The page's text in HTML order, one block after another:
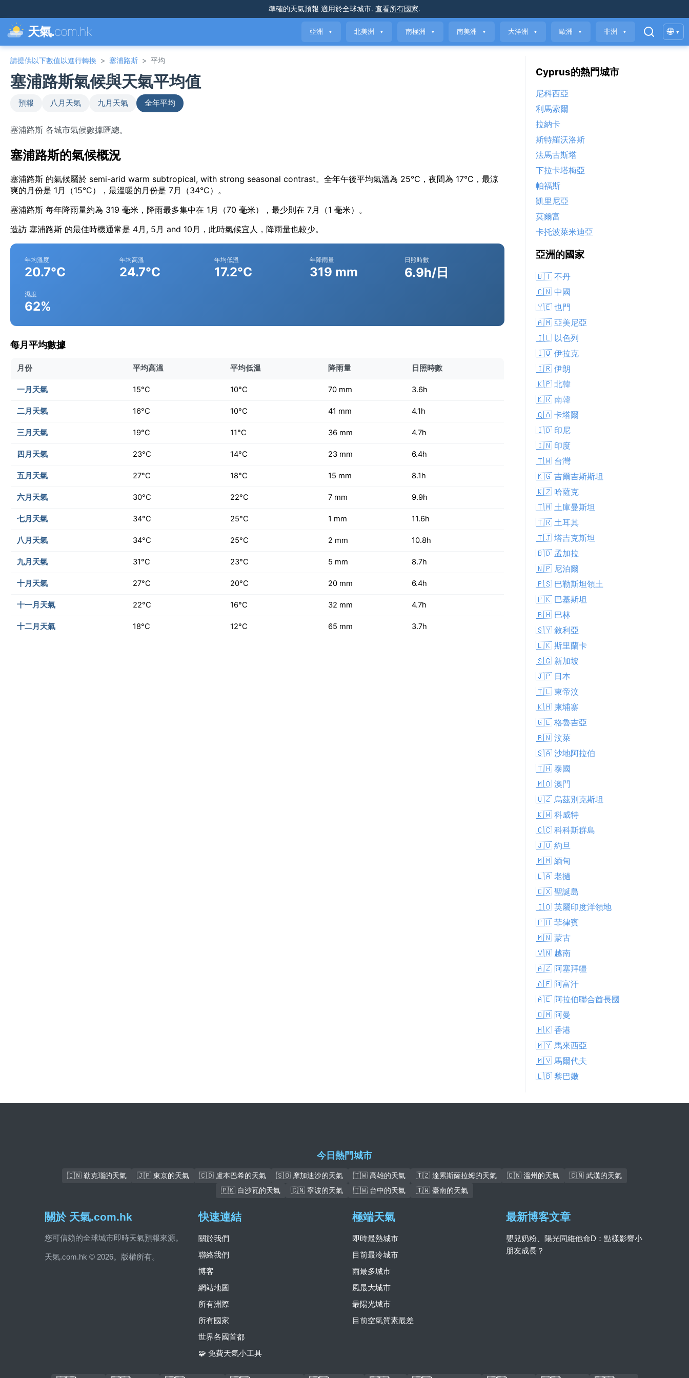
準確的天氣預報 適用於全球城市. 查看所有國家.
天氣.com.hk 亞洲 ▼ 北美洲 ▼ 南極洲 ▼ 南美洲 ▼ 大洋洲 ▼ 歐洲 ▼ 非洲 ▼ 🌐 ▾
請提供以下數值以進行轉換 > 塞浦路斯 > 平均
塞浦路斯氣候與天氣平均值
預報 八月天氣 九月天氣 全年平均
塞浦路斯 各城市氣候數據匯總。
塞浦路斯的氣候概況
塞浦路斯 的氣候屬於 semi-arid warm subtropical, with strong seasonal contrast。全年午後平均氣溫為 25°C，夜間為 17°C，最涼
爽的月份是 1月（15°C），最溫暖的月份是 7月（34°C）。
塞浦路斯 每年降雨量約為 319 毫米，降雨最多集中在 1月（70 毫米），最少則在 7月（1 毫米）。
造訪 塞浦路斯 的最佳時機通常是 4月, 5月 and 10月，此時氣候宜人，降雨量也較少。
年均溫度
20.7°C
年均高溫
24.7°C
年均低溫
17.2°C
年降雨量
319 mm
日照時數
6.9h/日
濕度
62%
每月平均數據
月份 平均高溫 平均低溫 降雨量 日照時數
一月天氣 15°C 10°C 70 mm 3.6h
二月天氣 16°C 10°C 41 mm 4.1h
三月天氣 19°C 11°C 36 mm 4.7h
四月天氣 23°C 14°C 23 mm 6.4h
五月天氣 27°C 18°C 15 mm 8.1h
六月天氣 30°C 22°C 7 mm 9.9h
七月天氣 34°C 25°C 1 mm 11.6h
八月天氣 34°C 25°C 2 mm 10.8h
九月天氣 31°C 23°C 5 mm 8.7h
十月天氣 27°C 20°C 20 mm 6.4h
十一月天氣 22°C 16°C 32 mm 4.7h
十二月天氣 18°C 12°C 65 mm 3.7h
Cyprus的熱門城市
尼科西亞
利馬索爾
拉納卡
斯特羅沃洛斯
法馬古斯塔
下拉卡塔梅亞
帕福斯
凱里尼亞
莫爾富
卡托波萊米迪亞
亞洲的國家
🇧🇹 不丹
🇨🇳 中國
🇾🇪 也門
🇦🇲 亞美尼亞
🇮🇱 以色列
🇮🇶 伊拉克
🇮🇷 伊朗
🇰🇵 北韓
🇰🇷 南韓
🇶🇦 卡塔爾
🇮🇩 印尼
🇮🇳 印度
🇹🇼 台灣
🇰🇬 吉爾吉斯斯坦
🇰🇿 哈薩克
🇹🇲 土庫曼斯坦
🇹🇷 土耳其
🇹🇯 塔吉克斯坦
🇧🇩 孟加拉
🇳🇵 尼泊爾
🇵🇸 巴勒斯坦領土
🇵🇰 巴基斯坦
🇧🇭 巴林
🇸🇾 敘利亞
🇱🇰 斯里蘭卡
🇸🇬 新加坡
🇯🇵 日本
🇹🇱 東帝汶
🇰🇭 柬埔寨
🇬🇪 格魯吉亞
🇧🇳 汶萊
🇸🇦 沙地阿拉伯
🇹🇭 泰國
🇲🇴 澳門
🇺🇿 烏茲別克斯坦
🇰🇼 科威特
🇨🇨 科科斯群島
🇯🇴 約旦
🇲🇲 緬甸
🇱🇦 老撾
🇨🇽 聖誕島
🇮🇴 英屬印度洋領地
🇵🇭 菲律賓
🇲🇳 蒙古
🇻🇳 越南
🇦🇿 阿塞拜疆
🇦🇫 阿富汗
🇦🇪 阿拉伯聯合酋長國
🇴🇲 阿曼
🇭🇰 香港
🇲🇾 馬來西亞
🇲🇻 馬爾代夫
🇱🇧 黎巴嫩
今日熱門城市
🇮🇳 勒克瑙的天氣 🇯🇵 東京的天氣 🇨🇩 盧本巴希的天氣 🇸🇴 摩加迪沙的天氣 🇹🇼 高雄的天氣 🇹🇿 達累斯薩拉姆的天氣 🇨🇳 溫州的天氣
🇨🇳 武漢的天氣
🇵🇰 白沙瓦的天氣
🇨🇳 寧波的天氣 🇹🇼 台中的天氣 🇹🇼 臺南的天氣
關於 天氣.com.hk
您可信賴的全球城市即時天氣預報來源。
天氣.com.hk © 2026。版權所有。
快速連結
關於我們
聯絡我們
博客
網站地圖
所有洲際
所有國家
世界各國首都
🧩 免費天氣小工具
極端天氣
即時最熱城市
目前最冷城市
雨最多城市
風最大城市
最陽光城市
目前空氣質素最差
最新博客文章
嬰兒奶粉、陽光同維他命D：點樣影響小
朋友成長？